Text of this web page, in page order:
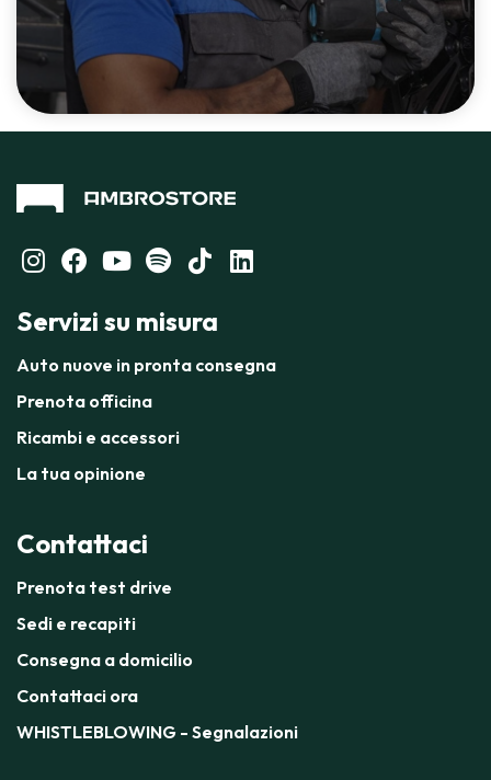
Servizi su misura
Auto nuove in pronta consegna
Prenota officina
Ricambi e accessori
La tua opinione
Contattaci
Prenota test drive
Sedi e recapiti
Consegna a domicilio
Contattaci ora
WHISTLEBLOWING - Segnalazioni